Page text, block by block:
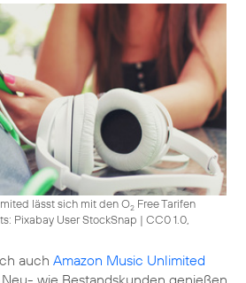
lässt sich mit den O2 Free Tarifen
Pixabay User StockSnap | CC0 1.0,
auch Amazon Music Unlimited
Neu- wie Bestandskunden genießen